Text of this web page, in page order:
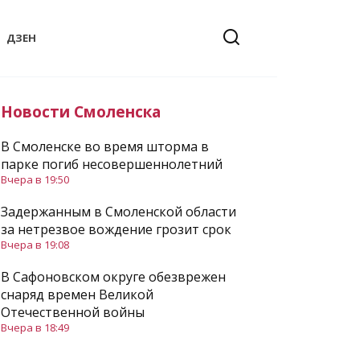
ДЗЕН
Новости Смоленска
В Смоленске во время шторма в
парке погиб несовершеннолетний
Вчера в 19:50
Задержанным в Смоленской области
за нетрезвое вождение грозит срок
Вчера в 19:08
В Сафоновском округе обезврежен
снаряд времен Великой
Отечественной войны
Вчера в 18:49